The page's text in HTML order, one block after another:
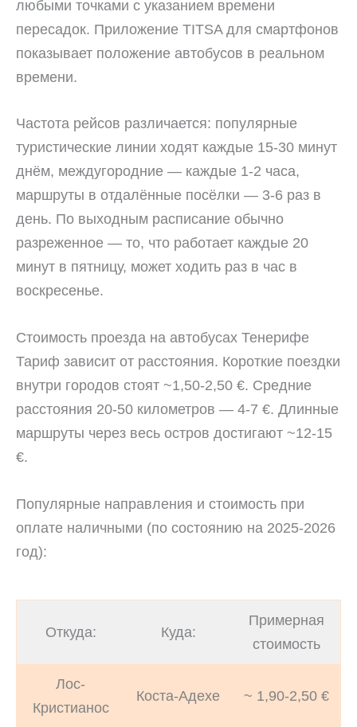
любыми точками с указанием времени
пересадок. Приложение TITSA для смартфонов
показывает положение автобусов в реальном
времени.
Частота рейсов различается: популярные
туристические линии ходят каждые 15-30 минут
днём, междугородние — каждые 1-2 часа,
маршруты в отдалённые посёлки — 3-6 раз в
день. По выходным расписание обычно
разреженное — то, что работает каждые 20
минут в пятницу, может ходить раз в час в
воскресенье.
Стоимость проезда на автобусах Тенерифе
Тариф зависит от расстояния. Короткие поездки
внутри городов стоят ~1,50-2,50 €. Средние
расстояния 20-50 километров — 4-7 €. Длинные
маршруты через весь остров достигают ~12-15
€.
Популярные направления и стоимость при
оплате наличными (по состоянию на 2025-2026
год):
Откуда: Куда:
Примерная
стоимость
Лос-
Кристианос
Коста-Адехе ~ 1,90-2,50 €